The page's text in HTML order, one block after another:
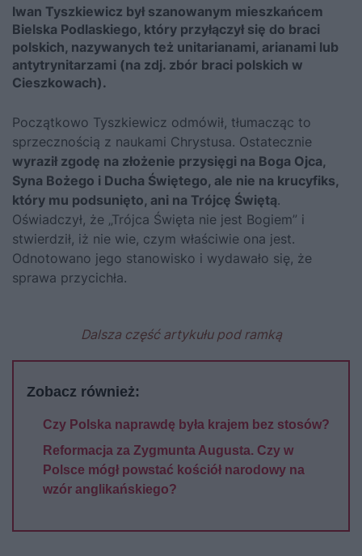
Iwan Tyszkiewicz był szanowanym mieszkańcem
Bielska Podlaskiego, który przyłączył się do braci
polskich, nazywanych też unitarianami, arianami lub
antytrynitarzami (na zdj. zbór braci polskich w
Cieszkowach).
Początkowo Tyszkiewicz odmówił, tłumacząc to
sprzecznością z naukami Chrystusa. Ostatecznie
wyraził zgodę na złożenie przysięgi na Boga Ojca,
Syna Bożego i Ducha Świętego, ale nie na krucyfiks,
który mu podsunięto, ani na Trójcę Świętą.
Oświadczył, że „Trójca Święta nie jest Bogiem” i
stwierdził, iż nie wie, czym właściwie ona jest.
Odnotowano jego stanowisko i wydawało się, że
sprawa przycichła.
Dalsza część artykułu pod ramką
Zobacz również:
Czy Polska naprawdę była krajem bez stosów?
Reformacja za Zygmunta Augusta. Czy w
Polsce mógł powstać kościół narodowy na
wzór anglikańskiego?